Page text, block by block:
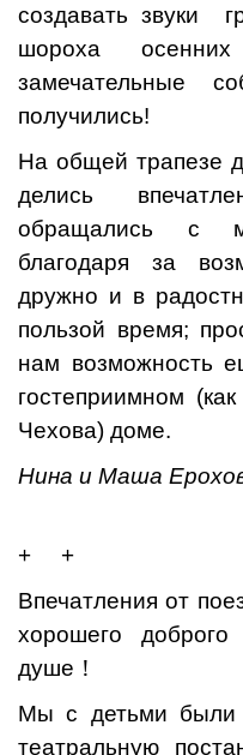
создавать звуки
шороха
замечательные
получились!
На общей трапезе
делись
обращались с
благодаря за
дружно и в
пользой время;
нам возможность
гостеприимном
Чехова) доме.
Нина и Маша
+ +
Впечатления от
хорошего
душе！
Мы с детьми были
театральную